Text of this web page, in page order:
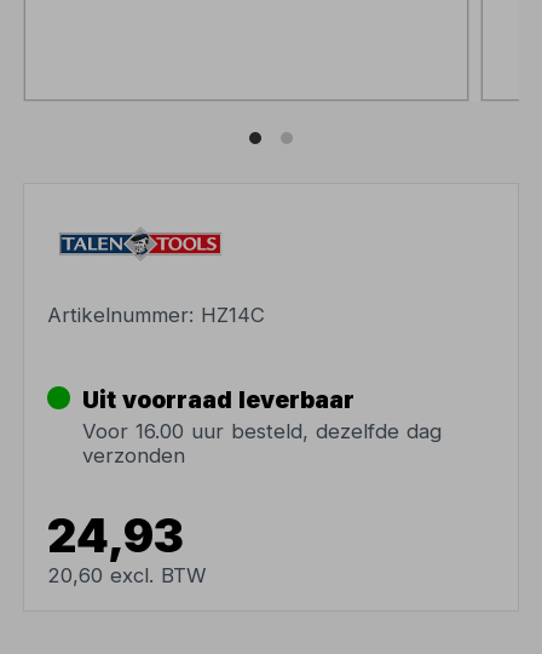
Artikelnummer: HZ14C
Uit voorraad leverbaar
Voor 16.00 uur besteld, dezelfde dag
verzonden
24,93
20,60 excl. BTW